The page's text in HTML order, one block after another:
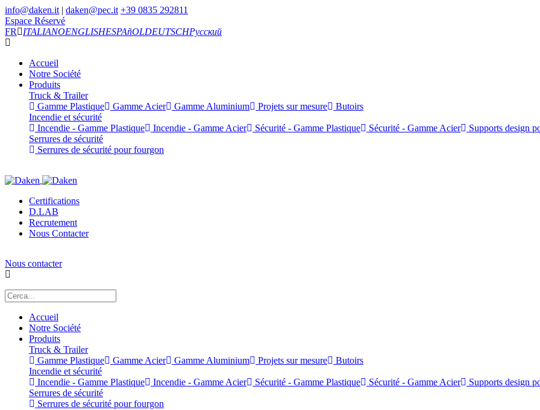
info@daken.it | daken@pec.it +39 0835 292811
Espace Réservé
FR
ITALIANOENGLISHESPAñOLDEUTSCHРусский
Accueil
Notre Société
Produits
Truck & Trailer
Gamme Plastique
Gamme Acier Gamme Aluminium Projets sur mesure
Butoirs
Incendie et sécurité
Incendie - Gamme Plastique
Incendie - Gamme Acier Sécurité - Gamme Plastique Sécurité - Gamme Acier
Supports design
Serrures de sécurité
Serrures de sécurité pour fourgon
Certifications
D.LAB
Recrutement
Nous Contacter
Nous contacter
Accueil
Notre Société
Produits
Truck & Trailer
Gamme Plastique
Gamme Acier Gamme Aluminium Projets sur mesure
Butoirs
Incendie et sécurité
Incendie - Gamme Plastique
Incendie - Gamme Acier Sécurité - Gamme Plastique Sécurité - Gamme Acier
Supports design
Serrures de sécurité
Serrures de sécurité pour fourgon